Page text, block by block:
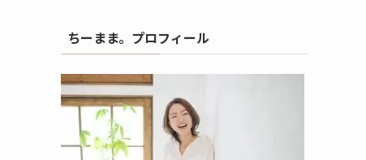
ちーまま。プロフィール